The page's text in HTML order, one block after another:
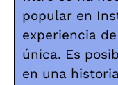
popular en
experiencia
única. Es
en una